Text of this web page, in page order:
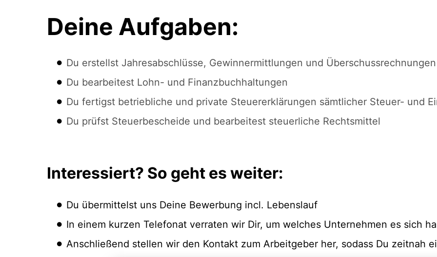
Deine Aufgaben:
Du erstellst Jahresabschlüsse, Gewinnermittlungen und Überschussrechnungen
Du bearbeitest Lohn- und Finanzbuchhaltungen
Du fertigst betriebliche und private Steuererklärungen sämtlicher Steuer- und
Du prüfst Steuerbescheide und bearbeitest steuerliche Rechtsmittel
Interessiert? So geht es weiter:
Du übermittelst uns Deine Bewerbung incl. Lebenslauf
In einem kurzen Telefonat verraten wir Dir, um welches Unternehmen es sich
Anschließend stellen wir den Kontakt zum Arbeitgeber her, sodass Du zeitnah